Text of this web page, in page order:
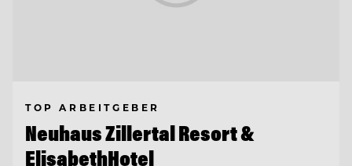
TOP ARBEITGEBER
Neuhaus Zillertal Resort &
ElisabethHotel